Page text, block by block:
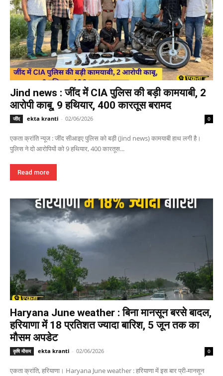
Jind news : जींद में CIA पुलिस की बड़ी कामयाबी, 2
आरोपी काबू, 9 हथियार, 400 कारतूस बरामद
जींद ekta kranti - 02/06/2026 0
एकता क्रांति न्यूज : जींद सीआइए पुलिस को बड़ी (Jind news) कामयाबी हाथ लगी है।
पुलिस ने दो आरोपियों को 9 हथियार, 400 कारतूस...
Read more
Haryana June weather : बिना मानसून बरसे बादल,
हरियाणा में 18 प्रतिशत ज्यादा बारिश, 5 जून तक का
मौसम अपडेट
कृषि मौसम ekta kranti - 02/06/2026 0
एकता क्रांति, हरियाणा। Haryana June weather : हरियाणा में इस बार प्री-मानसून